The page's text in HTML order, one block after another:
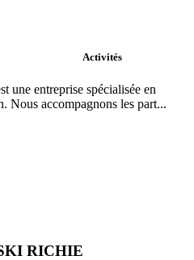
Activités
une entreprise spécialisée en
Nous accompagnons les part...
RICHIE